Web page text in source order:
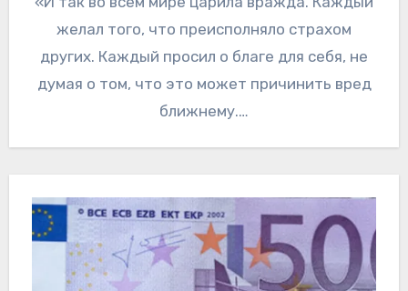
желал того, что преисполняло страхом
других. Каждый просил о благе для себя, не
думая о том, что это может причинить вред
ближнему.…